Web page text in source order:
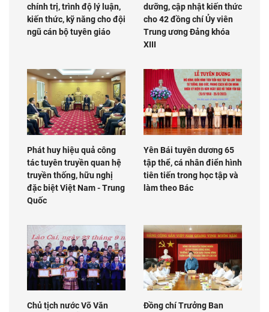
chính trị, trình độ lý luận,
kiến thức, kỹ năng cho đội
ngũ cán bộ tuyên giáo
dưỡng, cập nhật kiến thức
cho 42 đồng chí Ủy viên
Trung ương Đảng khóa
XIII
Phát huy hiệu quả công
tác tuyên truyền quan hệ
truyền thống, hữu nghị
đặc biệt Việt Nam - Trung
Quốc
Yên Bái tuyên dương 65
tập thể, cá nhân điển hình
tiên tiến trong học tập và
làm theo Bác
Chủ tịch nước Võ Văn
Đồng chí Trưởng Ban